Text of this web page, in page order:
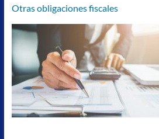
Otras obligaciones fiscales